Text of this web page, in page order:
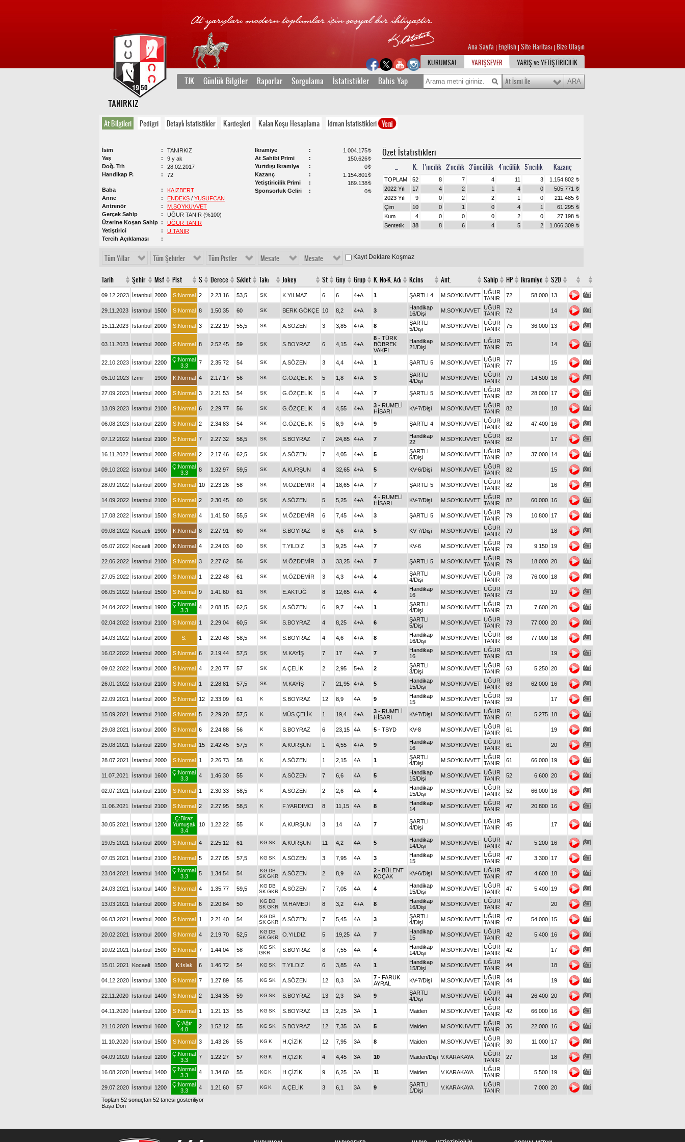
Ana Sayfa English Site Haritası Bize Ulaşın
KURUMSAL
YARIŞSEVER YARIŞ ve YETİŞTİRİCİLİK
TJK Günlük Bilgiler Raporlar Sorgulama İstatistikler Bahis Yap At İsmi İle
TANIRKIZ
At Bilgileri Pedigri Detaylı İstatistikler Kardeşleri Kalan Koşu Hesaplama İdman İstatistikleri Yeni
İsim
TANIRKIZ
Yaş
9 y ak
Doğ. Trh
28.02.2017
Handikap P.
72
Baba
KAIZBERT
Anne
ENDEKS / YUSUFCAN
Antrenör
M.SOYKUVVET
Gerçek Sahip
UĞUR TANIR (%100)
Üzerine Koşan Sahip
UĞUR TANIR
Yetiştirici
U.TANIR
Tercih Açıklaması
Ikramiye 1.004.175t
At Sahibi Primi 150.626t
Yurtdışı Ikramiye 0t
Kazanç 1.154.801 t
Yetiştiricilik Primi 189.138t
Sponsorluk Geliri 0t
Özet İstatistikleri
... K. 1’incilik 2’ncilik 3’üncülük 4'ncülük 5'ncilik Kazanç
TOPLAM 52 8 7 4 11 3 1.154.802 t
2022 Yılı 17 4 2 1 4 0 505.771 t
2023 Yılı 9 0 2 2 1 0 211.485 t
Çim 10 0 1 0 4 1 61.295 t
Kum 4 0 0 0 2 0 27.198 t
Sentetik 38 8 6 4 5 2 1.066.309 t
Tüm Yıllar Tüm Şehirler Tüm Pistler Mesafe Mesafe Kayıt Deklare Koşmaz
Tarih Şehir Msf Pist S Derece Sıklet Takı Jokey St Gny Grup K. No-K. Adı Kcins Ant. Sahip HP Ikramiye S20
09.12.2023 İstanbul 2000 S:Normal 2 2.23.16 53,5 SK K.YILMAZ 6 6 4+A 1 ŞARTLI 4 M.SOYKUVVET UĞUR
TANIR
72 58.000 13
29.11.2023 İstanbul 1500 S:Normal 8 1.50.35 60 SK BERK.GÖKÇE 10 8,2 4+A 3
Handikap
16/Dişi
M.SOYKUVVET UĞUR
TANIR
72 14
15.11.2023 İstanbul 2000 S:Normal 3 2.22.19 55,5 SK A.SÖZEN 3 3,85 4+A 8
ŞARTLI
5/Dişi
M.SOYKUVVET UĞUR
TANIR
75 36.000 13
03.11.2023 İstanbul 2000 S:Normal 8 2.52.45 59 SK S.BOYRAZ 6 4,15 4+A
8 - TÜRK
BÖBREK
VAKFI
Handikap
21/Dişi
M.SOYKUVVET UĞUR
TANIR
75 14
22.10.2023 İstanbul 2200
Ç:Normal
3.3
7 2.35.72 54 SK A.SÖZEN 3 4,4 4+A 1 ŞARTLI 5 M.SOYKUVVET UĞUR
TANIR
77 15
05.10.2023 İzmir 1900 K:Normal 4 2.17.17 56 SK G.ÖZÇELİK 5 1,8 4+A 3
ŞARTLI
4/Dişi
M.SOYKUVVET UĞUR
TANIR
79 14.500 16
27.09.2023 İstanbul 2000 S:Normal 3 2.21.53 54 SK G.ÖZÇELİK 5 4 4+A 7 ŞARTLI 5 M.SOYKUVVET UĞUR
TANIR
82 28.000 17
13.09.2023 İstanbul 2100 S:Normal 6 2.29.77 56 SK G.ÖZÇELİK 4 4,55 4+A 3 - RUMELİ
HİSARI
KV-7/Dişi M.SOYKUVVET UĞUR
TANIR
82 18
06.08.2023 İstanbul 2200 S:Normal 2 2.34.83 54 SK G.ÖZÇELİK 5 8,9 4+A 9 ŞARTLI 4 M.SOYKUVVET UĞUR
TANIR
82 47.400 16
07.12.2022 İstanbul 2100 S:Normal 7 2.27.32 58,5 SK S.BOYRAZ 7 24,85 4+A 7
Handikap
22
M.SOYKUVVET UĞUR
TANIR
82 17
16.11.2022 İstanbul 2000 S:Normal 2 2.17.46 62,5 SK A.SÖZEN 7 4,05 4+A 5
ŞARTLI
5/Dişi
M.SOYKUVVET UĞUR
TANIR
82 37.000 14
09.10.2022 İstanbul 1400
Ç:Normal
3.3
8 1.32.97 59,5 SK A.KURŞUN 4 32,65 4+A 5 KV-6/Dişi M.SOYKUVVET UĞUR
TANIR
82 15
28.09.2022 İstanbul 2000 S:Normal 10 2.23.26 58 SK M.ÖZDEMİR 4 18,65 4+A 7 ŞARTLI 5 M.SOYKUVVET UĞUR
TANIR
82 16
14.09.2022 İstanbul 2100 S:Normal 2 2.30.45 60 SK A.SÖZEN 5 5,25 4+A 4 - RUMELİ
HİSARI
KV-7/Dişi M.SOYKUVVET UĞUR
TANIR
82 60.000 16
17.08.2022 İstanbul 1500 S:Normal 4 1.41.50 55,5 SK M.ÖZDEMİR 6 7,45 4+A 3 ŞARTLI 5 M.SOYKUVVET UĞUR
TANIR
79 10.800 17
09.08.2022 Kocaeli 1900 K:Normal 8 2.27.91 60 SK S.BOYRAZ 6 4,6 4+A 5 KV-7/Dişi M.SOYKUVVET UĞUR
TANIR
79 18
05.07.2022 Kocaeli 2000 K:Normal 4 2.24.03 60 SK T.YILDIZ 3 9,25 4+A 7 KV-6 M.SOYKUVVET UĞUR
TANIR
79 9.150 19
22.06.2022 İstanbul 2100 S:Normal 3 2.27.62 56 SK M.ÖZDEMİR 3 33,25 4+A 7 ŞARTLI 5 M.SOYKUVVET UĞUR
TANIR
79 18.000 20
27.05.2022 İstanbul 2000 S:Normal 1 2.22.48 61 SK M.ÖZDEMİR 3 4,3 4+A 4
ŞARTLI
4/Dişi
M.SOYKUVVET UĞUR
TANIR
78 76.000 18
06.05.2022 İstanbul 1500 S:Normal 9 1.41.60 61 SK E.AKTUĞ 8 12,65 4+A 4
Handikap
16
M.SOYKUVVET UĞUR
TANIR
73 19
24.04.2022 İstanbul 1900
Ç:Normal
3.3
4 2.08.15 62,5 SK A.SÖZEN 6 9,7 4+A 1
ŞARTLI
4/Dişi
M.SOYKUVVET UĞUR
TANIR
73 7.600 20
02.04.2022 İstanbul 2100 S:Normal 1 2.29.04 60,5 SK S.BOYRAZ 4 8,25 4+A 6
ŞARTLI
5/Dişi
M.SOYKUVVET UĞUR
TANIR
73 77.000 20
14.03.2022 İstanbul 2000 S: 1 2.20.48 58,5 SK S.BOYRAZ 4 4,6 4+A 8
Handikap
16/Dişi
M.SOYKUVVET UĞUR
TANIR
68 77.000 18
16.02.2022 İstanbul 2000 S:Normal 6 2.19.44 57,5 SK M.KAYİŞ 7 17 4+A 7
Handikap
16
M.SOYKUVVET UĞUR
TANIR
63 19
09.02.2022 İstanbul 2000 S:Normal 4 2.20.77 57 SK A.ÇELİK 2 2,95 5+A 2
ŞARTLI
3/Dişi
M.SOYKUVVET UĞUR
TANIR
63 5.250 20
26.01.2022 İstanbul 2100 S:Normal 1 2.28.81 57,5 SK M.KAYİŞ 7 21,95 4+A 5
Handikap
15/Dişi
M.SOYKUVVET UĞUR
TANIR
63 62.000 16
22.09.2021 İstanbul 2000 S:Normal 12 2.33.09 61 K S.BOYRAZ 12 8,9 4A 9
Handikap
15
M.SOYKUVVET UĞUR
TANIR
59 17
15.09.2021 İstanbul 2100 S:Normal 5 2.29.20 57,5 K MÜS.ÇELİK 1 19,4 4+A 3 - RUMELİ
HİSARI
KV-7/Dişi M.SOYKUVVET UĞUR
TANIR
61 5.275 18
29.08.2021 İstanbul 2000 S:Normal 6 2.24.88 56 K S.BOYRAZ 6 23,15 4A 5 - TSYD KV-8 M.SOYKUVVET UĞUR
TANIR
61 19
25.08.2021 İstanbul 2200 S:Normal 15 2.42.45 57,5 K A.KURŞUN 1 4,55 4+A 9
Handikap
16
M.SOYKUVVET UĞUR
TANIR
61 20
28.07.2021 İstanbul 2000 S:Normal 1 2.26.73 58 K A.SÖZEN 1 2,15 4A 1
ŞARTLI
4/Dişi
M.SOYKUVVET UĞUR
TANIR
61 66.000 19
11.07.2021 İstanbul 1600
Ç:Normal
3.3
4 1.46.30 55 K A.SÖZEN 7 6,6 4A 5
Handikap
15/Dişi
M.SOYKUVVET UĞUR
TANIR
52 6.600 20
02.07.2021 İstanbul 2100 S:Normal 1 2.30.33 58,5 K A.SÖZEN 2 2,6 4A 4
Handikap
15/Dişi
M.SOYKUVVET UĞUR
TANIR
52 66.000 16
11.06.2021 İstanbul 2100 S:Normal 2 2.27.95 58,5 K F.YARDIMCI 8 11,15 4A 8
Handikap
14
M.SOYKUVVET UĞUR
TANIR
47 20.800 16
30.05.2021 İstanbul 1200
Ç:Biraz
Yumuşak
3.4
10 1.22.22 55 K A.KURŞUN 3 14 4A 7
ŞARTLI
4/Dişi
M.SOYKUVVET UĞUR
TANIR
45 17
19.05.2021 İstanbul 2000 S:Normal 4 2.25.12 61 KG SK A.KURŞUN 11 4,2 4A 5
Handikap
14/Dişi
M.SOYKUVVET UĞUR
TANIR
47 5.200 16
07.05.2021 İstanbul 2100 S:Normal 5 2.27.05 57,5 KG SK A.SÖZEN 3 7,95 4A 3
Handikap
15
M.SOYKUVVET UĞUR
TANIR
47 3.300 17
23.04.2021 İstanbul 1400
Ç:Normal
3.3
5 1.34.54 54 KG DB
SK GKR A.SÖZEN 2 8,9 4A 2 - BÜLENT
KOÇAK
KV-6/Dişi M.SOYKUVVET UĞUR
TANIR
47 4.600 18
24.03.2021 İstanbul 1400 S:Normal 4 1.35.77 59,5 KG DB
SK GKR A.SÖZEN 7 7,05 4A 4
Handikap
15/Dişi
M.SOYKUVVET UĞUR
TANIR
47 5.400 19
13.03.2021 İstanbul 2000 S:Normal 6 2.20.84 50 KG DB
SK GKR M.HAMEDİ 8 3,2 4+A 8
Handikap
16/Dişi
M.SOYKUVVET UĞUR
TANIR
47 20
06.03.2021 İstanbul 2000 S:Normal 1 2.21.40 54 KG DB
SK GKR A.SÖZEN 7 5,45 4A 3
ŞARTLI
4/Dişi
M.SOYKUVVET UĞUR
TANIR
47 54.000 15
20.02.2021 İstanbul 2000 S:Normal 4 2.19.70 52,5 KG DB
SK GKR O.YILDIZ 5 19,25 4A 7
Handikap
15
M.SOYKUVVET UĞUR
TANIR
42 5.400 16
10.02.2021 İstanbul 1500 S:Normal 7 1.44.04 58 KG SK
GKR
S.BOYRAZ 8 7,55 4A 4
Handikap
14/Dişi
M.SOYKUVVET UĞUR
TANIR
42 17
15.01.2021 Kocaeli 1500 K:Islak 6 1.46.72 54 KG SK T.YILDIZ 6 3,85 4A 1
Handikap
15/Dişi
M.SOYKUVVET UĞUR
TANIR
44 18
04.12.2020 İstanbul 1300 S:Normal 7 1.27.89 55 KG SK A.SÖZEN 12 8,3 3A 7 - FARUK
AYRAL
KV-7/Dişi M.SOYKUVVET UĞUR
TANIR
44 19
22.11.2020 İstanbul 1400 S:Normal 2 1.34.35 59 KG SK S.BOYRAZ 13 2,3 3A 9
ŞARTLI
4/Dişi
M.SOYKUVVET UĞUR
TANIR
44 26.400 20
04.11.2020 İstanbul 1200 S:Normal 1 1.21.13 55 KG SK S.BOYRAZ 13 2,25 3A 1 Maiden M.SOYKUVVET UĞUR
TANIR
42 66.000 16
21.10.2020 İstanbul 1600
Ç:Ağır
4.8
2 1.52.12 55 KG SK S.BOYRAZ 12 7,35 3A 5 Maiden M.SOYKUVVET UĞUR
TANIR
36 22.000 16
11.10.2020 İstanbul 1500 S:Normal 3 1.43.26 55 KG K H.ÇİZİK 12 7,95 3A 8 Maiden M.SOYKUVVET UĞUR
TANIR
30 11.000 17
04.09.2020 İstanbul 1200
Ç:Normal
3.3
7 1.22.27 57 KG K H.ÇİZİK 4 4,45 3A 10 Maiden/Dişi V.KARAKAYA
UĞUR
TANIR
27 18
16.08.2020 İstanbul 1400
Ç:Normal
3.3
4 1.34.60 55 KGK H.ÇİZİK 9 6,25 3A 11 Maiden V.KARAKAYA
UĞUR
TANIR
5.500 19
29.07.2020 İstanbul 1200
Ç:Normal
3.3
4 1.21.60 57 KGK A.ÇELİK 3 6,1 3A 9
ŞARTLI
1/Dişi
V.KARAKAYA
UĞUR
TANIR
7.000 20
Toplam 52 sonuçtan 52 tanesi gösteriliyor
Başa Dön